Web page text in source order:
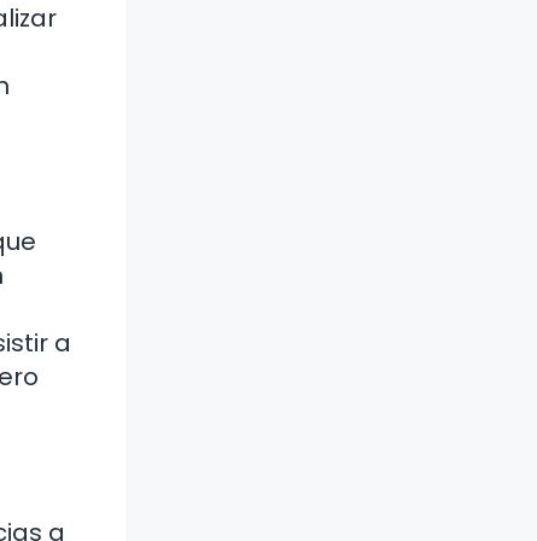
a
a